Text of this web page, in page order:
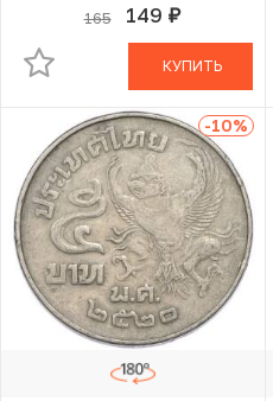
165 149 руб.
В КОРЗИНЕ
КУПИТЬ
-10%